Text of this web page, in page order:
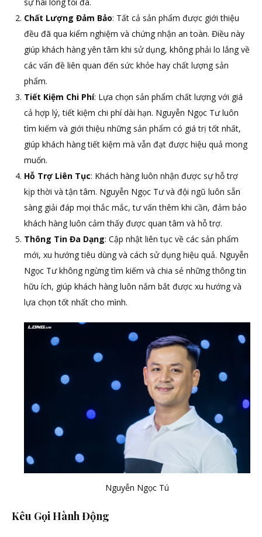
Chất Lượng Đảm Bảo: Tất cả sản phẩm được giới thiệu
đều đã qua kiểm nghiệm và chứng nhận an toàn. Điều này
giúp khách hàng yên tâm khi sử dụng, không phải lo lắng về
các vấn đề liên quan đến sức khỏe hay chất lượng sản
phẩm.
Tiết Kiệm Chi Phí: Lựa chọn sản phẩm chất lượng với giá
cả hợp lý, tiết kiệm chi phí dài hạn. Nguyễn Ngọc Tư luôn
tìm kiếm và giới thiệu những sản phẩm có giá trị tốt nhất,
giúp khách hàng tiết kiệm mà vẫn đạt được hiệu quả mong
muốn.
Hỗ Trợ Liên Tục: Khách hàng luôn nhận được sự hỗ trợ
kịp thời và tận tâm. Nguyễn Ngọc Tư và đội ngũ luôn sẵn
sàng giải đáp mọi thắc mắc, tư vấn thêm khi cần, đảm bảo
khách hàng luôn cảm thấy được quan tâm và hỗ trợ.
Thông Tin Đa Dạng: Cập nhật liên tục về các sản phẩm
mới, xu hướng tiêu dùng và cách sử dụng hiệu quả. Nguyễn
Ngọc Tư không ngừng tìm kiếm và chia sẻ những thông tin
hữu ích, giúp khách hàng luôn nắm bắt được xu hướng và
lựa chọn tốt nhất cho mình.
Nguyễn Ngọc Tú
Kêu Gọi Hành Động